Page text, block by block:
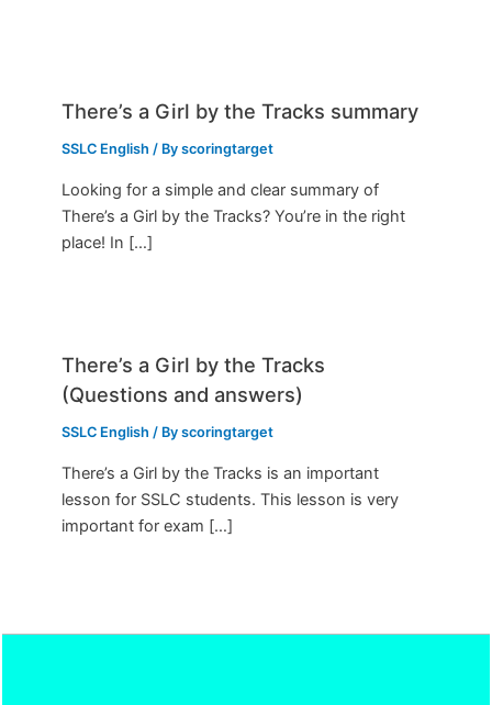
There’s a Girl by the Tracks summary
SSLC English / Byscoringtarget
Looking for a simple and clear summary of
There’s a Girl by the Tracks? You’re in the right
place! In […]
There’s a Girl by the Tracks
(Questions and answers)
SSLC English / Byscoringtarget
There’s a Girl by the Tracks is an important
lesson for SSLC students. This lesson is very
important for exam […]